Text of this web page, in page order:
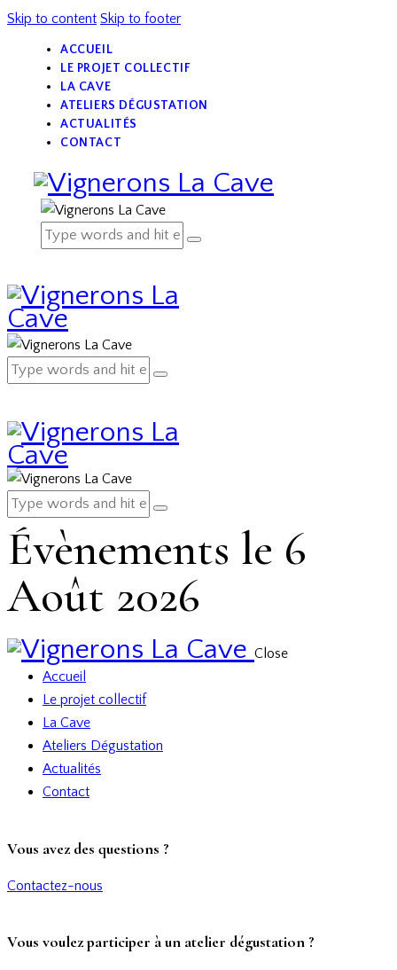
Skip to content Skip to footer
ACCUEIL
LE PROJET COLLECTIF
LA CAVE
ATELIERS DÉGUSTATION
ACTUALITÉS
CONTACT
Évènements le 6
Août 2026
Close
Accueil
Le projet collectif
La Cave
Ateliers Dégustation
Actualités
Contact
Vous avez des questions ?
Contactez-nous
Vous voulez participer à un atelier dégustation ?